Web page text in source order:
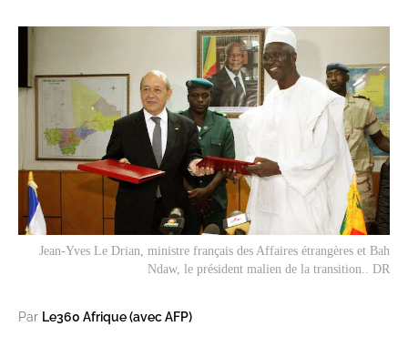
Jean-Yves Le Drian, ministre français des Affaires étrangères et Bah
Ndaw, le président malien de la transition.. DR
Par Le360 Afrique (avec AFP)